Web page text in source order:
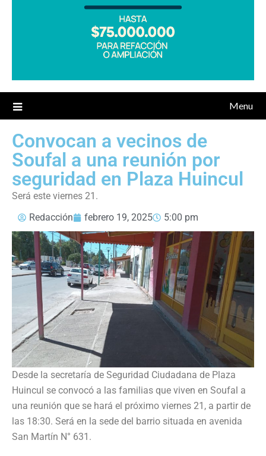
Menu
Convocan a vecinos de
Soufal a una reunión por
seguridad en Plaza Huincul
Será este viernes 21.
Redacción
febrero 19, 2025 5:00 pm
Desde la secretaría de Seguridad Ciudadana de Plaza
Huincul se convocó a las familias que viven en Soufal a
una reunión que se hará el próximo viernes 21, a partir de
las 18:30. Será en la sede del barrio situada en avenida
San Martín N° 631.